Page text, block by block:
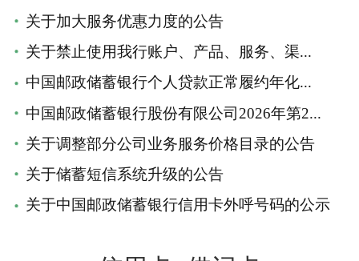
关于加大服务优惠力度的公告
关于禁止使用我行账户、产品、服务、渠...
中国邮政储蓄银行个人贷款正常履约年化...
中国邮政储蓄银行股份有限公司2026年第2...
关于调整部分公司业务服务价格目录的公告
关于储蓄短信系统升级的公告
关于中国邮政储蓄银行信用卡外呼号码的公示